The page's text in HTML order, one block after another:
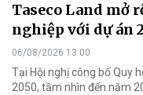
Taseco Land mở
nghiệp với dự án
06/08/2026 13:00
Tại Hội nghị công bố Quy
2050, tầm nhìn đến năm